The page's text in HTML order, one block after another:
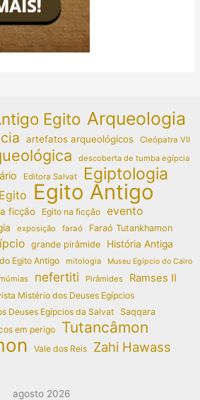
Egito Arqueologia
artefatos arqueológicos Cleópatra VII
descoberta de tumba egípcia
Editora Salvat Egiptologia
Egito Egito Antigo
ficção Egito na ficção evento
exposição faraó Faraó Tutankhamon
grande pirâmide
História Antiga
Egito Antigo mitologia Museu Egípcio do Cairo
nefertiti Pirâmides Ramses II
Mistério dos Deuses Egípcios
Deuses Egípcios da Salvat
Saqqara
em perigo
Tutancâmon
Vale dos Reis Zahi Hawass
agosto 2026